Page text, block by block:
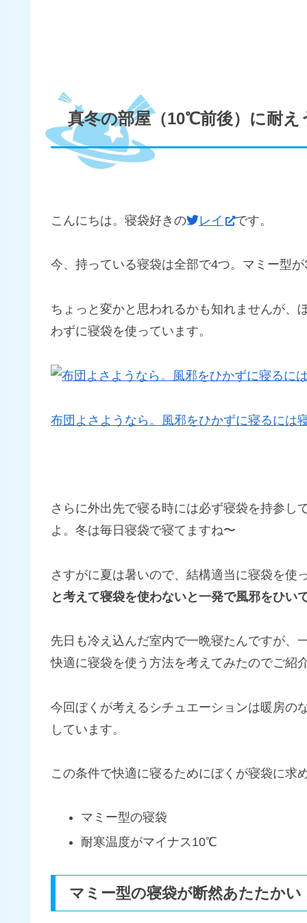
真冬の部屋（10℃前後）に耐え
こんにちは。寝袋好きの レイ です。
今、持っている寝袋は全部で4つ。マミー型
ちょっと変かと思われるかも知れませんが、
わずに寝袋を使っています。
布団よさようなら。風邪をひかずに寝るには
さらに外出先で寝る時には必ず寝袋を持参し
よ。冬は毎日寝袋で寝てますね〜
さすがに夏は暑いので、結構適当に寝袋を使
と考えて寝袋を使わないと一発で風邪をひい
先日も冷え込んだ室内で一晩寝たんですが、
快適に寝袋を使う方法を考えてみたのでご紹
今回ぼくが考えるシチュエーションは暖房
しています。
この条件で快適に寝るためにぼくが寝袋に求
マミー型の寝袋
耐寒温度がマイナス10℃
マミー型の寝袋が断然あたたかい